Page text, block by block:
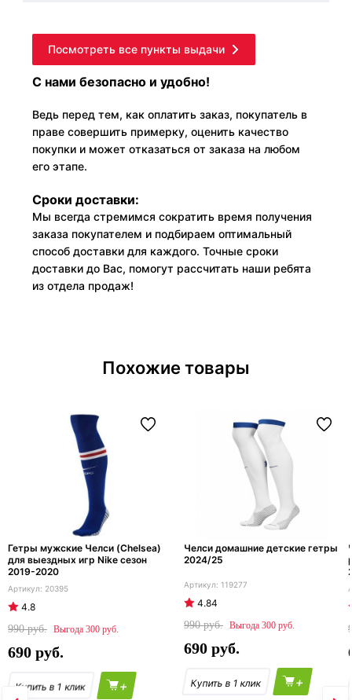
Посмотреть все пункты выдачи
С нами безопасно и удобно!
Ведь перед тем, как оплатить заказ, покупатель в
праве совершить примерку, оценить качество
покупки и может отказаться от заказа на любом
его этапе.
Сроки доставки:
Мы всегда стремимся сократить время получения
заказа покупателем и подбираем оптимальный
способ доставки для каждого. Точные сроки
доставки до Вас, помогут рассчитать наши ребята
из отдела продаж!
Похожие товары
Гетры мужские Челси (Chelsea)
для выездных игр Nike сезон
2019-2020
20395
4.8
990
300
690
+
Челси домашние детские гетры
2024/25
119277
4.84
990
300
690
+